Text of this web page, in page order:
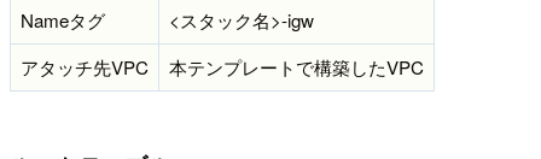
Nameタグ
<スタック名>-igw
アタッチ先VPC
本テンプレートで構築したVPC